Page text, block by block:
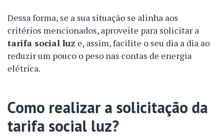
Dessa forma, se a sua situação se alinha aos
critérios mencionados, aproveite para solicitar a
tarifa social luz e, assim, facilite o seu dia a dia ao
reduzir um pouco o peso nas contas de energia
elétrica.
Como realizar a solicitação da
tarifa social luz?